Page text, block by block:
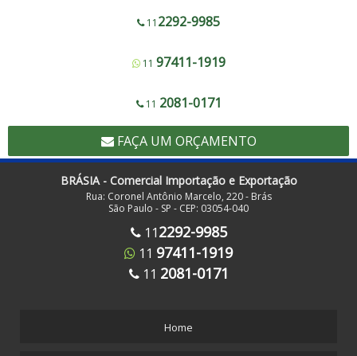
Corte e Solda Fundo - 600 a 1200
Corte e Solda Fundo e Lateral 900
Corte e Solda Lateral 1000
Corte e Solda Lateral 500
Corte e Solda para Redinha de Frutas
Corte e Solda para Sacos com Zip Lock
Corte e Solda para Sacos de Lixo Hospitalar Hamper com Alça - Em Rolo
11 2292-9985
11 97411-1919
11 2081-0171
FAÇA UM ORÇAMENTO
BRÁSIA - Comercial Importação e Exportação
Rua: Coronel Antônio Marcelo, 220 - Brás
São Paulo - SP - CEP: 03054-040
112292-9985
11 97411-1919
11 2081-0171
Home